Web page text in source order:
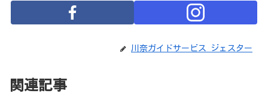
川奈ガイドサービス ジェスター
関連記事